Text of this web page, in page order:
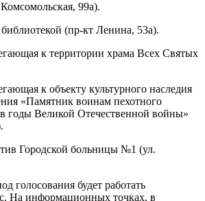
99а).
(пр-кт Ленина, 53а).
к территории храма Всех Святых
к объекту культурного наследия
«Памятник воинам пехотного
годы Великой Отечественной войны»
Городской больницы №1 (ул.
голосования будет работать
На информационных точках, в